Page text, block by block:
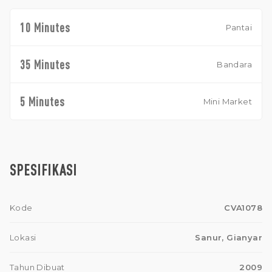
10 Minutes Pantai
35 Minutes Bandara
5 Minutes Mini Market
SPESIFIKASI
Kode CVA1078
Lokasi Sanur, Gianyar
Tahun Dibuat 2009